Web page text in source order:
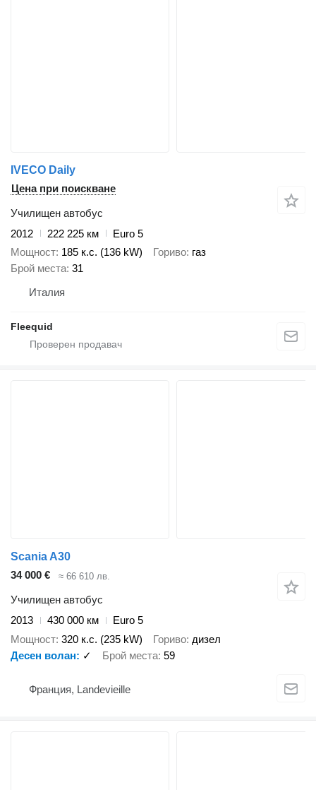
IVECO Daily
Цена при поискване
Училищен автобус
2012
222 225 км
Euro 5
Мощност 185 к.с. (136 kW) Гориво газ
Брой места 31
Италия
Fleequid
Scania A30
34 000 €
≈ 66 610 лв.
Училищен автобус
2013
430 000 км
Euro 5
Мощност 320 к.с. (235 kW) Гориво дизел
Десен волан
✓ Брой места 59
Франция, Landevieille